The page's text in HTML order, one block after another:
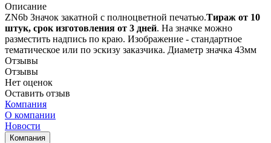
Описание
ZN6b Значок закатной с полноцветной печатью.Тираж от 10
штук, срок изготовления от 3 дней. На значке можно
разместить надпись по краю. Изображение - стандартное
тематическое или по эскизу заказчика. Диаметр значка 43мм
Отзывы
Отзывы
Нет оценок
Оставить отзыв
Компания
О компании
Новости
Компания